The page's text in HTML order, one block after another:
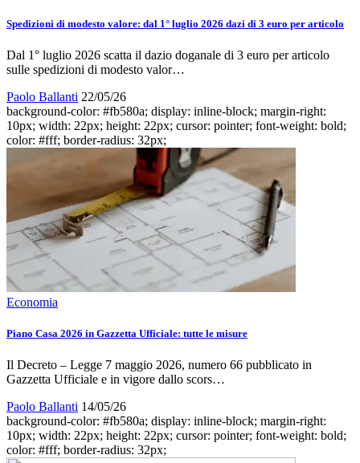
Spedizioni di modesto valore: dal 1° luglio 2026 dazi di 3 euro per articolo
Dal 1° luglio 2026 scatta il dazio doganale di 3 euro per articolo
sulle spedizioni di modesto valor…
Paolo Ballanti 22/05/26
background-color: #fb580a; display: inline-block; margin-right:
10px; width: 22px; height: 22px; cursor: pointer; font-weight: bold;
color: #fff; border-radius: 32px;
Economia
Piano Casa 2026 in Gazzetta Ufficiale: tutte le misure
Il Decreto – Legge 7 maggio 2026, numero 66 pubblicato in
Gazzetta Ufficiale e in vigore dallo scors…
Paolo Ballanti 14/05/26
background-color: #fb580a; display: inline-block; margin-right:
10px; width: 22px; height: 22px; cursor: pointer; font-weight: bold;
color: #fff; border-radius: 32px;